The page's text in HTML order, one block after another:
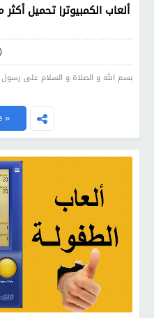
بسم الله و الصلاة و السلام على
»